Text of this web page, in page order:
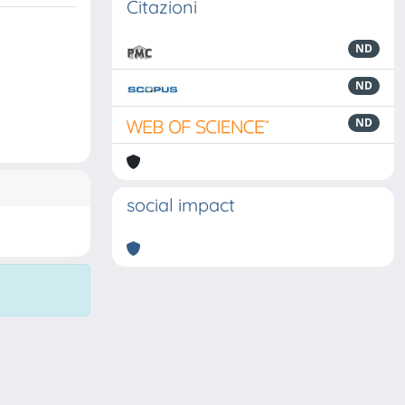
Citazioni
ND
ND
ND
social impact